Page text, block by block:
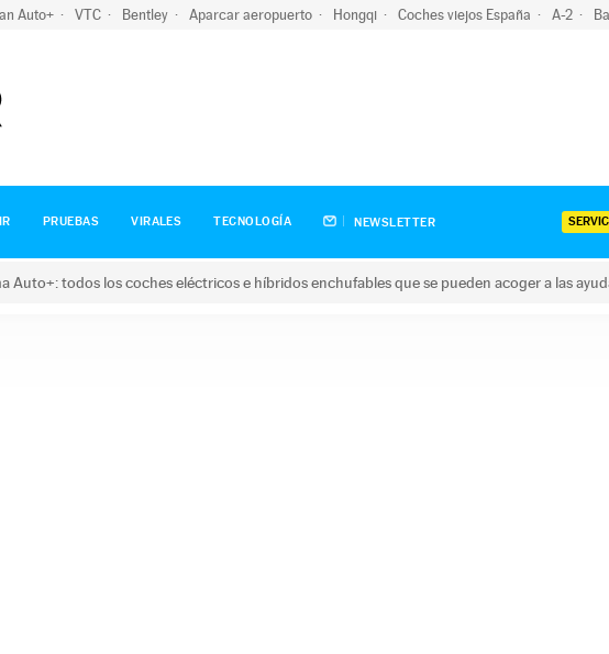
Auto+ VTC Bentley Aparcar aeropuerto Hongqi Coches viejos España A-2
PRUEBAS VIRALES TECNOLOGÍA NEWSLETTER
Auto+: todos los coches eléctricos e híbridos enchufables que se pueden acoger a las